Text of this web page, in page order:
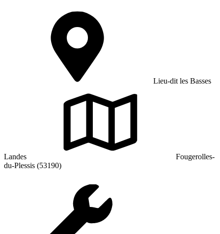
Lieu-dit les Basses
Landes
Fougerolles-
du-Plessis (53190)